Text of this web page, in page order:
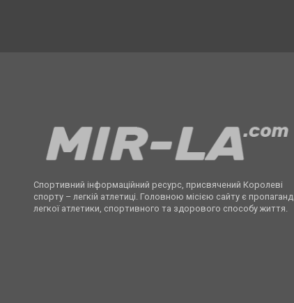
Спортивний інформаційний ресурс, присвячений Королеві
спорту – легкій атлетиці. Головною місією сайту є
легкої атлетики, спортивного та здорового способу життя.